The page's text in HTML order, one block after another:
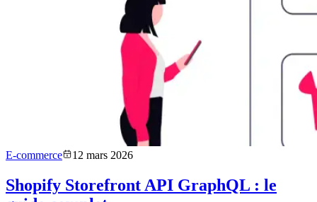
E-commerce 12 mars 2026
Shopify Storefront API GraphQL : le